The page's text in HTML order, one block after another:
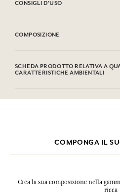
CONSIGLI D'USO
COMPOSIZIONE
Hexamethylindanopyran, Terpineol,
Linalool, Limonene,
SCHEDA PRODOTTO RELATIVA A
CARATTERISTICHE AMBIENTALI
Si prega di consultare le qualità o le
COMPONGA IL
Crea la sua composizione nella
ricca